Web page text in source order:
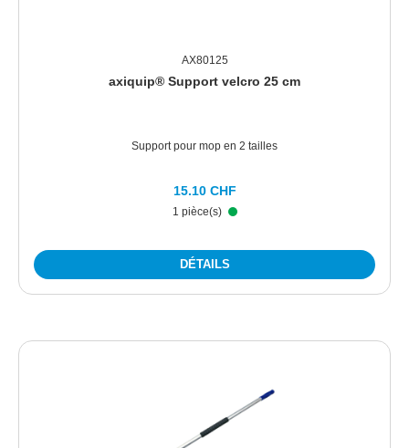
AX80125
axiquip® Support velcro 25 cm
Support pour mop en 2 tailles
1 pièce(s)
15.10 CHF
DÉTAILS